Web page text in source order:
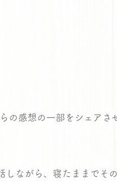
の感想の一部をシェア
しながら、寝たままでそ